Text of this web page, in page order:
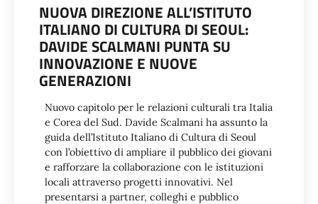
NUOVA DIREZIONE ALL’ISTITUTO
ITALIANO DI CULTURA DI SEOUL:
DAVIDE SCALMANI PUNTA SU
INNOVAZIONE E NUOVE
GENERAZIONI
Nuovo capitolo per le relazioni culturali tra Italia
e Corea del Sud. Davide Scalmani ha assunto la
guida dell’Istituto Italiano di Cultura di Seoul
con l’obiettivo di ampliare il pubblico dei giovani
e rafforzare la collaborazione con le istituzioni
locali attraverso progetti innovativi. Nel
presentarsi a partner, colleghi e pubblico